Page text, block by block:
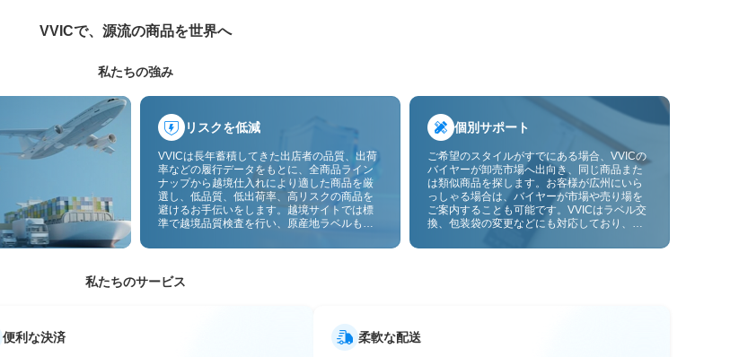
VVICで、源流の商品を世界へ
私たちの強み
リスクを低減
VVICは長年蓄積してきた出店者の品質、出荷
率などの履行データをもとに、全商品ライン
ナップから越境仕入れにより適した商品を厳
選し、低品質、低出荷率、高リスクの商品を
避けるお手伝いをします。越境サイトでは標
準で越境品質検査を行い、原産地ラベルも貼
スのリスクをさらに抑えます。
個別サポート
ご希望のスタイルがすでにある場合、VVICの
バイヤーが卸売市場へ出向き、同じ商品また
は類似商品を探します。お客様が広州にいら
っしゃる場合は、バイヤーが市場や売り場を
ご案内することも可能です。VVICはラベル交
換、包装袋の変更などにも対応しており、今
にも対応予定です。仕入れをお客様のビジネ
私たちのサービス
便利な決済 柔軟な配送